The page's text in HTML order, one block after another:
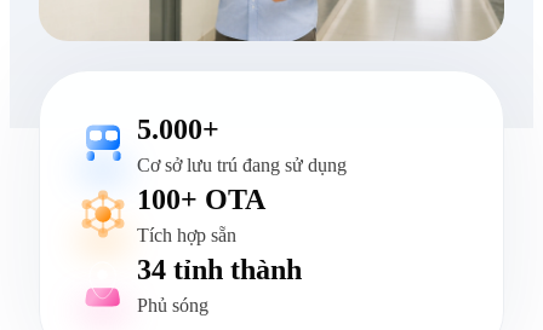
5.000+
Cơ sở lưu trú đang sử dụng
100+ OTA
Tích hợp sẵn
34 tỉnh thành
Phủ sóng